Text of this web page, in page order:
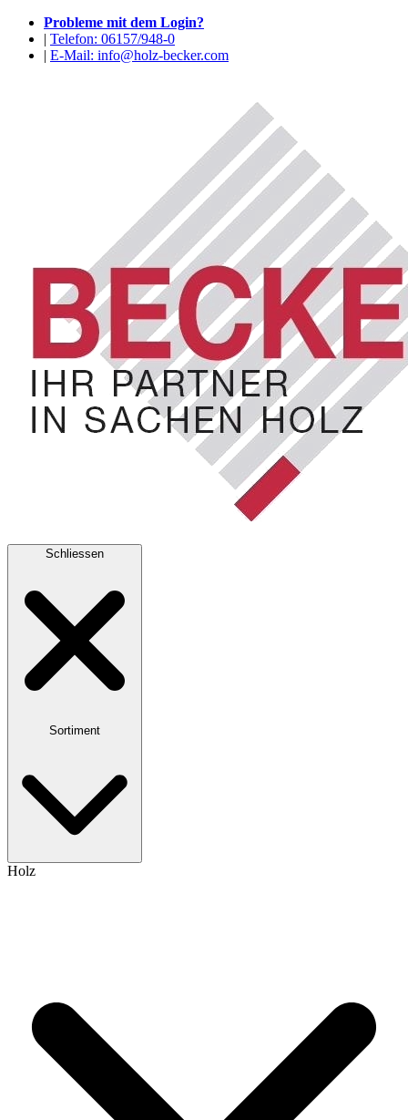
Probleme mit dem Login?
| Telefon: 06157/948-0
| E-Mail: info@holz-becker.com
Schliessen
Sortiment
Holz